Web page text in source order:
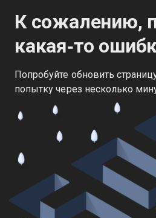
К сожалению,
какая‑то
Попробуйте обновить
попытку через несколько